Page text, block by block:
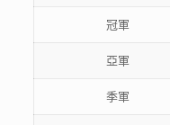
冠軍
亞軍
季軍